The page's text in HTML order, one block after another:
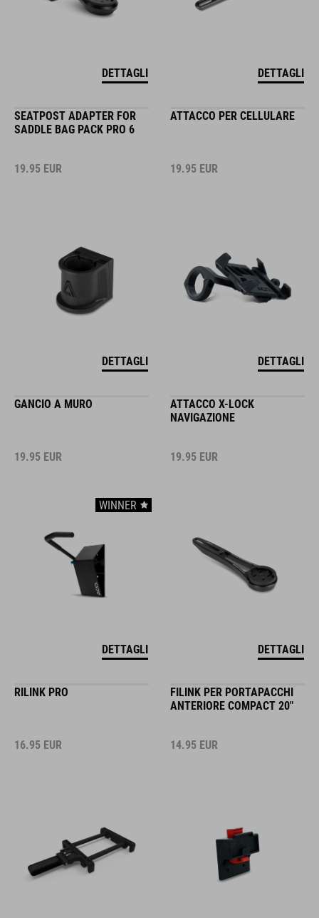
DETTAGLI DETTAGLI
SEATPOST ADAPTER FOR
SADDLE BAG PACK PRO 6
19.95 EUR
DETTAGLI
ATTACCO PER CELLULARE
19.95 EUR
DETTAGLI
GANCIO A MURO
19.95 EUR
WINNER
DETTAGLI
ATTACCO X-LOCK
NAVIGAZIONE
19.95 EUR
DETTAGLI
RILINK PRO
16.95 EUR
FILINK PER PORTAPACCHI
ANTERIORE COMPACT 20"
14.95 EUR